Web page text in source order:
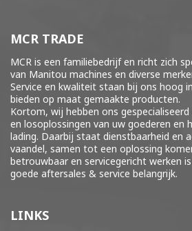
MCR TRADE
MCR is een familiebedrijf en richt zich
van Manitou machines en diverse
Service en kwaliteit staan bij ons hoog
bieden op maat gemaakte producten.
Kortom, wij hebben ons
en losoplossingen van uw goederen en
lading. Daarbij staat dienstbaarheid en
vaandel, samen tot een oplossing
betrouwbaar en servicegericht werken
goede aftersales & service belangrijk.
LINKS